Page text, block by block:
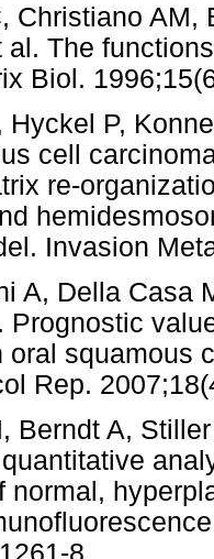
Christiano
al. The
Biol.
Hyckel P,
cell
re-
Invasion
A, Della Casa
Prognostic
oral squamous
Rep.
Berndt A,
normal,